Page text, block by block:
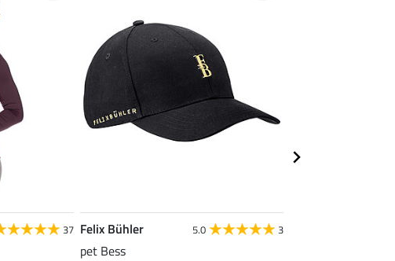
37 Felix Bühler 5.0 3
pet Bess